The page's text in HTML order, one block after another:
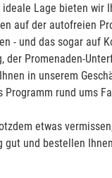
ideale Lage bieten wir
auf der autofreien
- und das sogar auf
der Promenaden-
in unserem
Programm rund ums
etwas
gut und bestellen